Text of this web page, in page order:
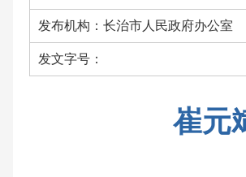
发布机构：长治市人民政府办公室
发文字号：
崔元